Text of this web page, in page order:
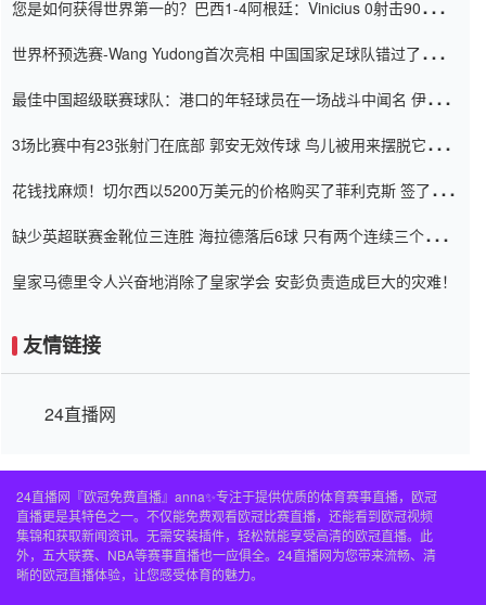
您是如何获得世界第一的？巴西1-4阿根廷：Vinicius 0射击90分钟
世界杯预选赛-Wang Yudong首次亮相 中国国家足球队错过了世界
最佳中国超级联赛球队：港口的年轻球员在一场战斗中闻名 伊万放
3场比赛中有23张射门在底部 郭安无效传球 鸟儿被用来摆脱它
花钱找麻烦！切尔西以5200万美元的价格购买了菲利克斯 签了7年
缺少英超联赛金靴位三连胜 海拉德落后6球 只有两个连续三个连续
皇家马德里令人兴奋地消除了皇家学会 安彭负责造成巨大的灾难！
友情链接
24直播网
24直播网『欧冠免费直播』anna✨专注于提供优质的体育赛事直播，欧冠
直播更是其特色之一。不仅能免费观看欧冠比赛直播，还能看到欧冠视频
集锦和获取新闻资讯。无需安装插件，轻松就能享受高清的欧冠直播。此
外，五大联赛、NBA等赛事直播也一应俱全。24直播网为您带来流畅、清
晰的欧冠直播体验，让您感受体育的魅力。